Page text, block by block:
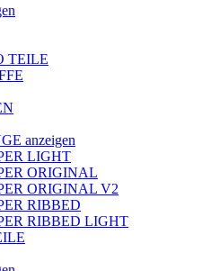
TEILE
anzeigen
LIGHT
ORIGINAL
ORIGINAL V2
RIBBED
RIBBED LIGHT